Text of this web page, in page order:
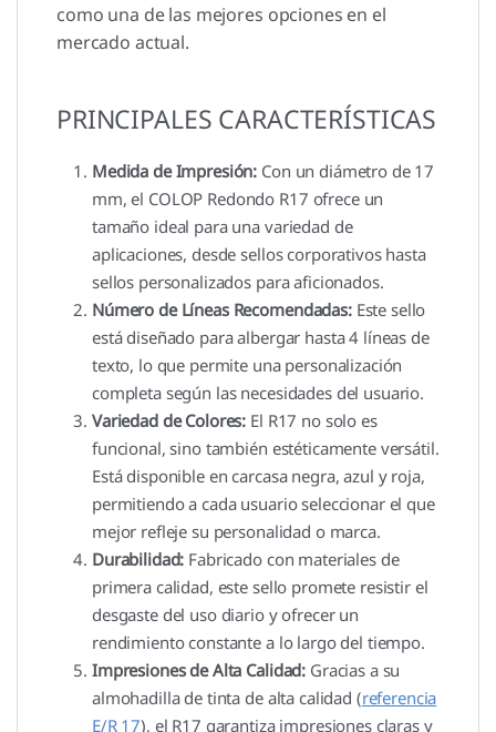
como una de las mejores opciones en el
mercado actual.
PRINCIPALES CARACTERÍSTICAS
Medida de Impresión: Con un diámetro de 17
mm, el COLOP Redondo R17 ofrece un
tamaño ideal para una variedad de
aplicaciones, desde sellos corporativos hasta
sellos personalizados para aficionados.
Número de Líneas Recomendadas:Este sello
está diseñado para albergar hasta 4 líneas de
texto, lo que permite una personalización
completa según las necesidades del usuario.
Variedad de Colores: El R17 no solo es
funcional, sino también estéticamente versátil.
Está disponible en carcasa negra, azul y roja,
permitiendo a cada usuario seleccionar el que
mejor refleje su personalidad o marca.
Durabilidad: Fabricado con materiales de
primera calidad, este sello promete resistir el
desgaste del uso diario y ofrecer un
rendimiento constante a lo largo del tiempo.
Impresiones de Alta Calidad: Gracias a su
almohadilla de tinta de alta calidad (referencia
E/R 17), el R17 garantiza impresiones claras y